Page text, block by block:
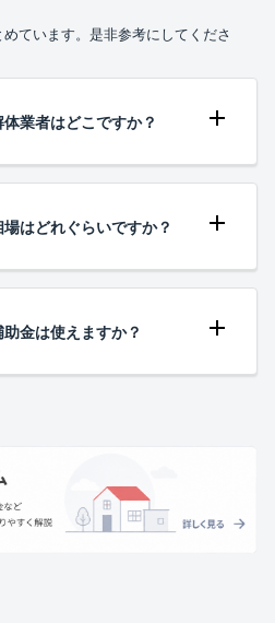
ています。是非参考にしてくださ
業者はどこですか？
はどれぐらいですか？
金は使えますか？